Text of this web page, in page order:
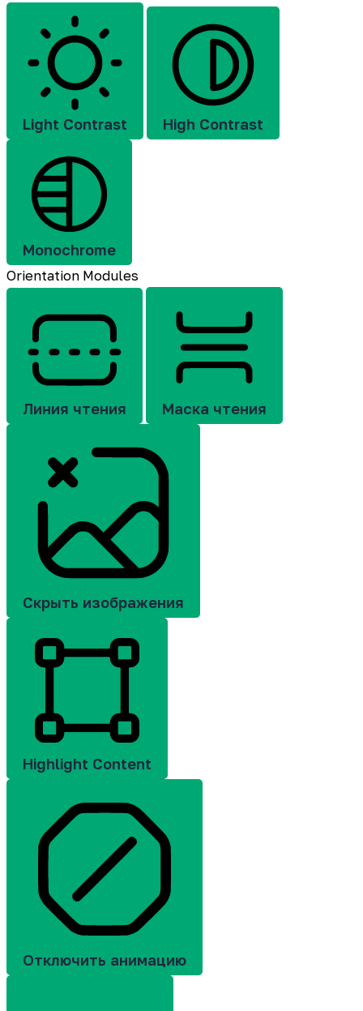
Light Contrast High Contrast
Monochrome
Orientation Modules
Линия чтения Маска чтения
Скрыть изображения
Highlight Content
Отключить анимацию